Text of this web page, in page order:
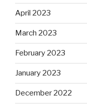
April 2023
March 2023
February 2023
January 2023
December 2022